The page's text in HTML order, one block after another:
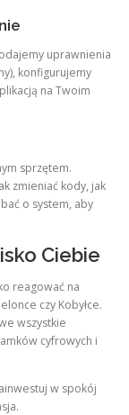
uprawnienia
konfigurujemy
na Twoim
sprzętem.
zmieniać kody, jak
o system, aby
Ciebie
reagować na
czy Kobyłce.
wszystkie
cyfrowych i
w spokój